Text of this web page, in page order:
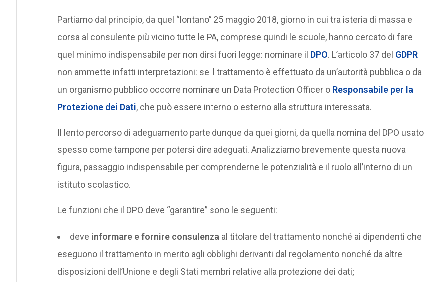
Partiamo dal principio, da quel “lontano” 25 maggio 2018, giorno in cui tra isteria di massa e
corsa al consulente più vicino tutte le PA, comprese quindi le scuole, hanno cercato di fare
quel minimo indispensabile per non dirsi fuori legge: nominare il DPO. L’articolo 37 del GDPR
non ammette infatti interpretazioni: se il trattamento è effettuato da un’autorità pubblica o da
un organismo pubblico occorre nominare un Data Protection Officer o Responsabile per la
Protezione dei Dati, che può essere interno o esterno alla struttura interessata.
Il lento percorso di adeguamento parte dunque da quei giorni, da quella nomina del DPO usato
spesso come tampone per potersi dire adeguati. Analizziamo brevemente questa nuova
figura, passaggio indispensabile per comprenderne le potenzialità e il ruolo all’interno di un
istituto scolastico.
Le funzioni che il DPO deve “garantire” sono le seguenti:
deve informare e fornire consulenza al titolare del trattamento nonché ai dipendenti che
eseguono il trattamento in merito agli obblighi derivanti dal regolamento nonché da altre
disposizioni dell’Unione e degli Stati membri relative alla protezione dei dati;